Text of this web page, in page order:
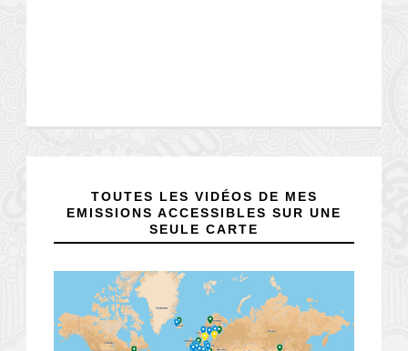
TOUTES LES VIDÉOS DE MES
EMISSIONS ACCESSIBLES SUR UNE
SEULE CARTE